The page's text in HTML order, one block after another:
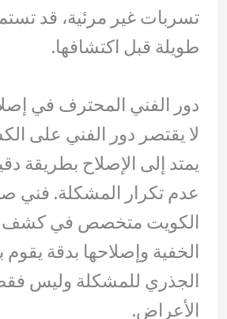
تسربات غير مرئية، قد
طويلة قبل اكتشافها.
دور الفني المحترف في
لا يقتصر دور الفني على
يمتد إلى الإصلاح بطريقة
عدم تكرار المشكلة. فني
الكويت متخصص في كشف
الخفية وإصلاحها بدقة
الجذري للمشكلة وليس
الأعراض.